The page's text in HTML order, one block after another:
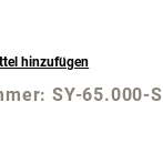
hinzufügen
SY-65.000-S